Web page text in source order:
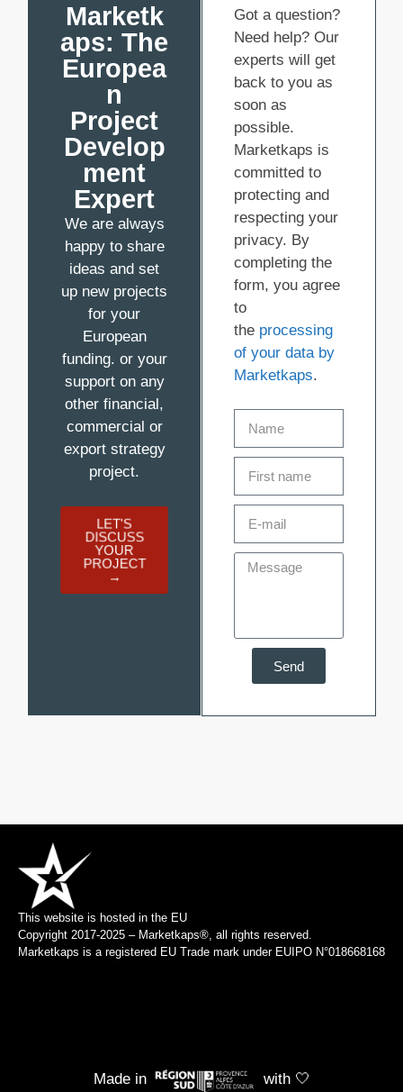
Marketk
aps: The
Europea
n
Project
Develop
ment
Expert
We are always
happy to share
ideas and set
up new projects
for your
European
funding. or your
support on any
other financial,
commercial or
export strategy
project.
LET'S
DISCUSS
YOUR
PROJECT
→
Got a question?
Need help? Our
experts will get
back to you as
soon as
possible.
Marketkaps is
committed to
protecting and
respecting your
privacy. By
completing the
form, you agree
to
the processing
of your data by
Marketkaps.
Send
This website is hosted in the EU
Copyright 2017-2025 – Marketkaps®, all rights reserved.
Marketkaps is a registered EU Trade mark under EUIPO N°018668168
Made in with 🤍